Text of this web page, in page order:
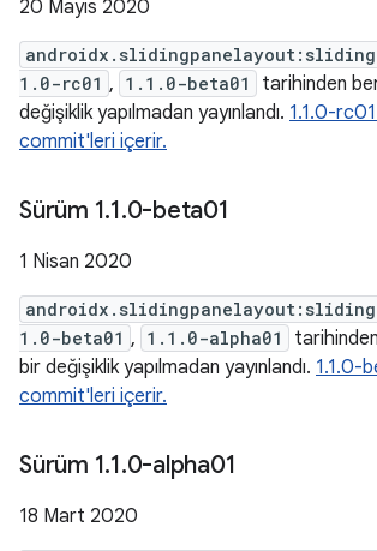
20 Mayıs 2020
1.0-rc01 , 1.1.0-beta01
tarihinden
değişiklik yapılmadan yayınlandı. 1.1.0-
commit'leri içerir.
Sürüm 1.1.0-beta01
1 Nisan 2020
1.0-beta01 , 1.1.0-alpha01
bir değişiklik yapılmadan yayınlandı. 1.1.0-
commit'leri içerir.
Sürüm 1.1.0-alpha01
18 Mart 2020